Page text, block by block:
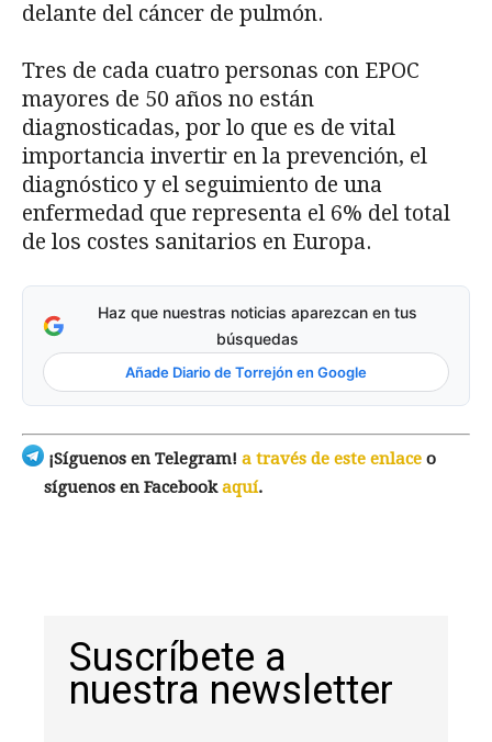
delante del cáncer de pulmón.
Tres de cada cuatro personas con EPOC
mayores de 50 años no están
diagnosticadas, por lo que es de vital
importancia invertir en la prevención, el
diagnóstico y el seguimiento de una
enfermedad que representa el 6% del total
de los costes sanitarios en Europa.
Haz que nuestras noticias aparezcan en tus
búsquedas
Añade Diario de Torrejón en Google
¡Síguenos en Telegram! a través de este enlace o
síguenos en Facebookaquí.
Suscríbete a
nuestra newsletter